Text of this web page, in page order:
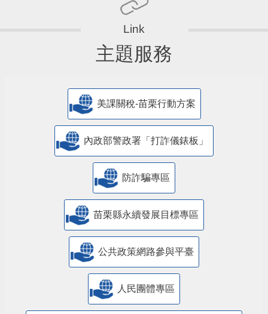
主題服務
美課關稅-苗栗行動方案
內政部警政署「打詐儀錶板」
防詐騙專區
苗栗縣永續發展目標專區
公共政策網路參與平臺
人民團體專區